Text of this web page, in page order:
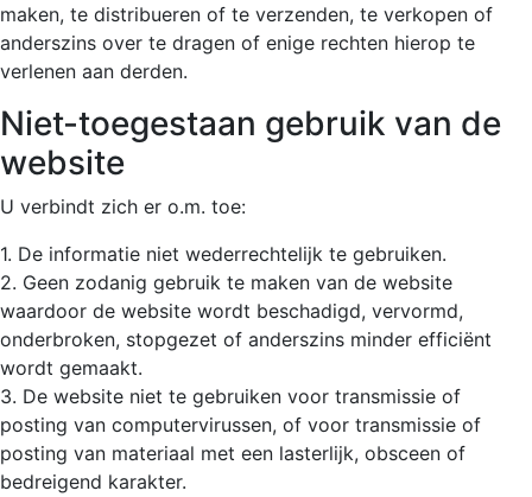
maken, te distribueren of te verzenden, te verkopen of
anderszins over te dragen of enige rechten hierop te
verlenen aan derden.
Niet-toegestaan gebruik van de
website
U verbindt zich er o.m. toe:
1. De informatie niet wederrechtelijk te gebruiken.
2. Geen zodanig gebruik te maken van de website
waardoor de website wordt beschadigd, vervormd,
onderbroken, stopgezet of anderszins minder efficiënt
wordt gemaakt.
3. De website niet te gebruiken voor transmissie of
posting van computervirussen, of voor transmissie of
posting van materiaal met een lasterlijk, obsceen of
bedreigend karakter.